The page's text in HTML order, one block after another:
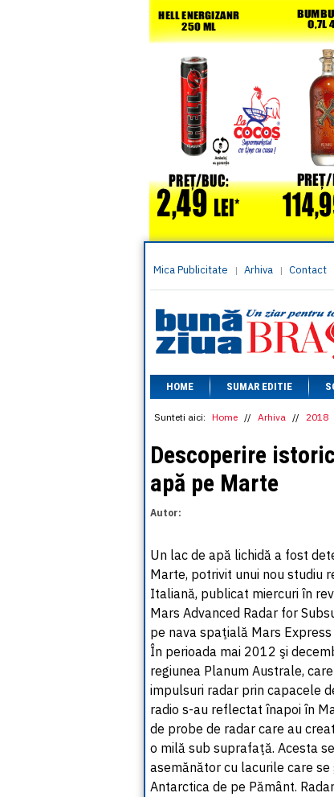
Mica Publicitate | Arhiva | Contact
HOME SUMAR EDITIE
Sunteti aici: Home // Arhiva // 2018
Descoperire
apă pe Marte
Autor:
Un lac de apă lichidă a fost
Marte, potrivit unui nou studiu
Italiană, publicat miercuri în
Mars Advanced Radar for
pe nava spaţială Mars
În perioada mai 2012 şi
regiunea Planum Australe,
impulsuri radar prin capacele
radio s-au reflectat înapoi în
de probe de radar care au
o milă sub suprafaţă. Acesta
asemănător cu lacurile care
Antarctica de pe Pământ.